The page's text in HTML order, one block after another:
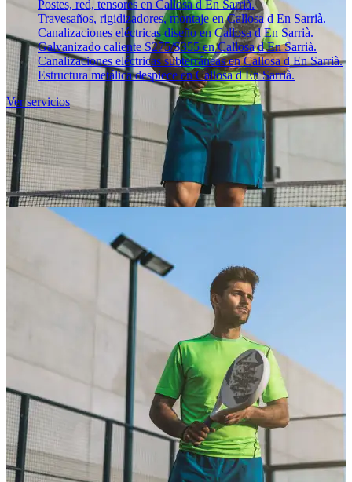
Postes, red, tensores en Callosa d En Sarrià.
Travesaños, rigidizadores, montaje en Callosa d En Sarrià.
Canalizaciones eléctricas diseño en Callosa d En Sarrià.
Galvanizado caliente S275/S355 en Callosa d En Sarrià.
Canalizaciones eléctricas subterráneas en Callosa d En Sarrià.
Estructura metálica despiece en Callosa d En Sarrià.
Ver servicios